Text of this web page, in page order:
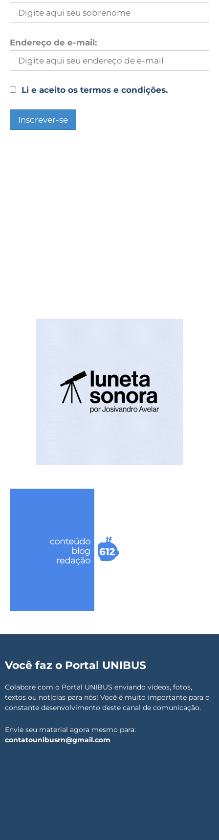
Endereço de e-mail:
Li e aceito os termos e condições.
Você faz o Portal UNIBUS
Colabore com o Portal UNIBUS enviando vídeos, fotos,
textos ou notícias para nós! Você é muito importante para o
constante desenvolvimento deste canal de comunicação.
Envie seu material agora mesmo para:
contatounibusrn@gmail.com